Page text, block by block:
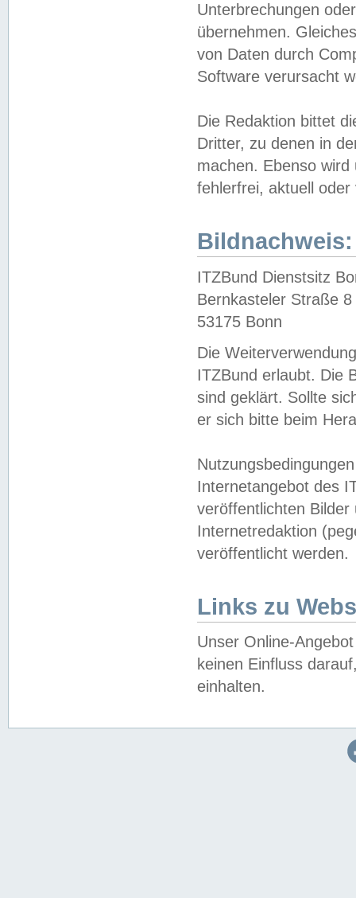
Unterbrechungen
übernehmen.
von Daten durch
Software verursacht
Die Redaktion bittet
Dritter, zu denen in
machen. Ebenso
fehlerfrei, aktuell oder
Bildnachweis:
ITZBund Dienstsitz
Bernkasteler Straße 8
53175 Bonn
Die
ITZBund erlaubt. Die
sind geklärt. Sollte
er sich bitte beim
Internetangebot des
veröffentlichten
Internetredaktion
veröffentlicht werden.
Links zu
Unser Online-
keinen Einfluss
einhalten.